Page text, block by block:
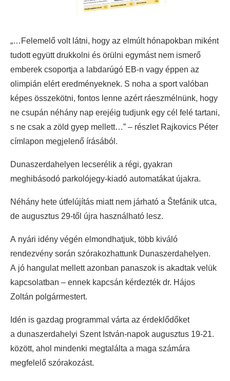
„…Felemelő volt látni, hogy az elmúlt hónapokban miként
tudott együtt drukkolni és örülni egymást nem ismerő
emberek csoportja a labdarúgó EB-n vagy éppen az
olimpián elért eredményeknek. S noha a sport valóban
képes összekötni, fontos lenne azért ráeszmélnünk, hogy
ne csupán néhány nap erejéig tudjunk egy cél felé tartani,
s ne csak a zöld gyep mellett…” – részlet Rajkovics Péter
címlapon megjelenő írásából.
Dunaszerdahelyen lecserélik a régi, gyakran
meghibásodó parkolójegy-kiadó automatákat újakra.
Néhány hete útfelújítás miatt nem járható a Štefánik utca,
de augusztus 29-től újra használható lesz.
A nyári idény végén elmondhatjuk, több kiváló
rendezvény során szórakozhattunk Dunaszerdahelyen.
A jó hangulat mellett azonban panaszok is akadtak velük
kapcsolatban – ennek kapcsán kérdezték dr. Hájos
Zoltán polgármestert.
Idén is gazdag programmal várta az érdeklődőket
a dunaszerdahelyi Szent István-napok augusztus 19-21.
között, ahol mindenki megtalálta a maga számára
megfelelő szórakozást.